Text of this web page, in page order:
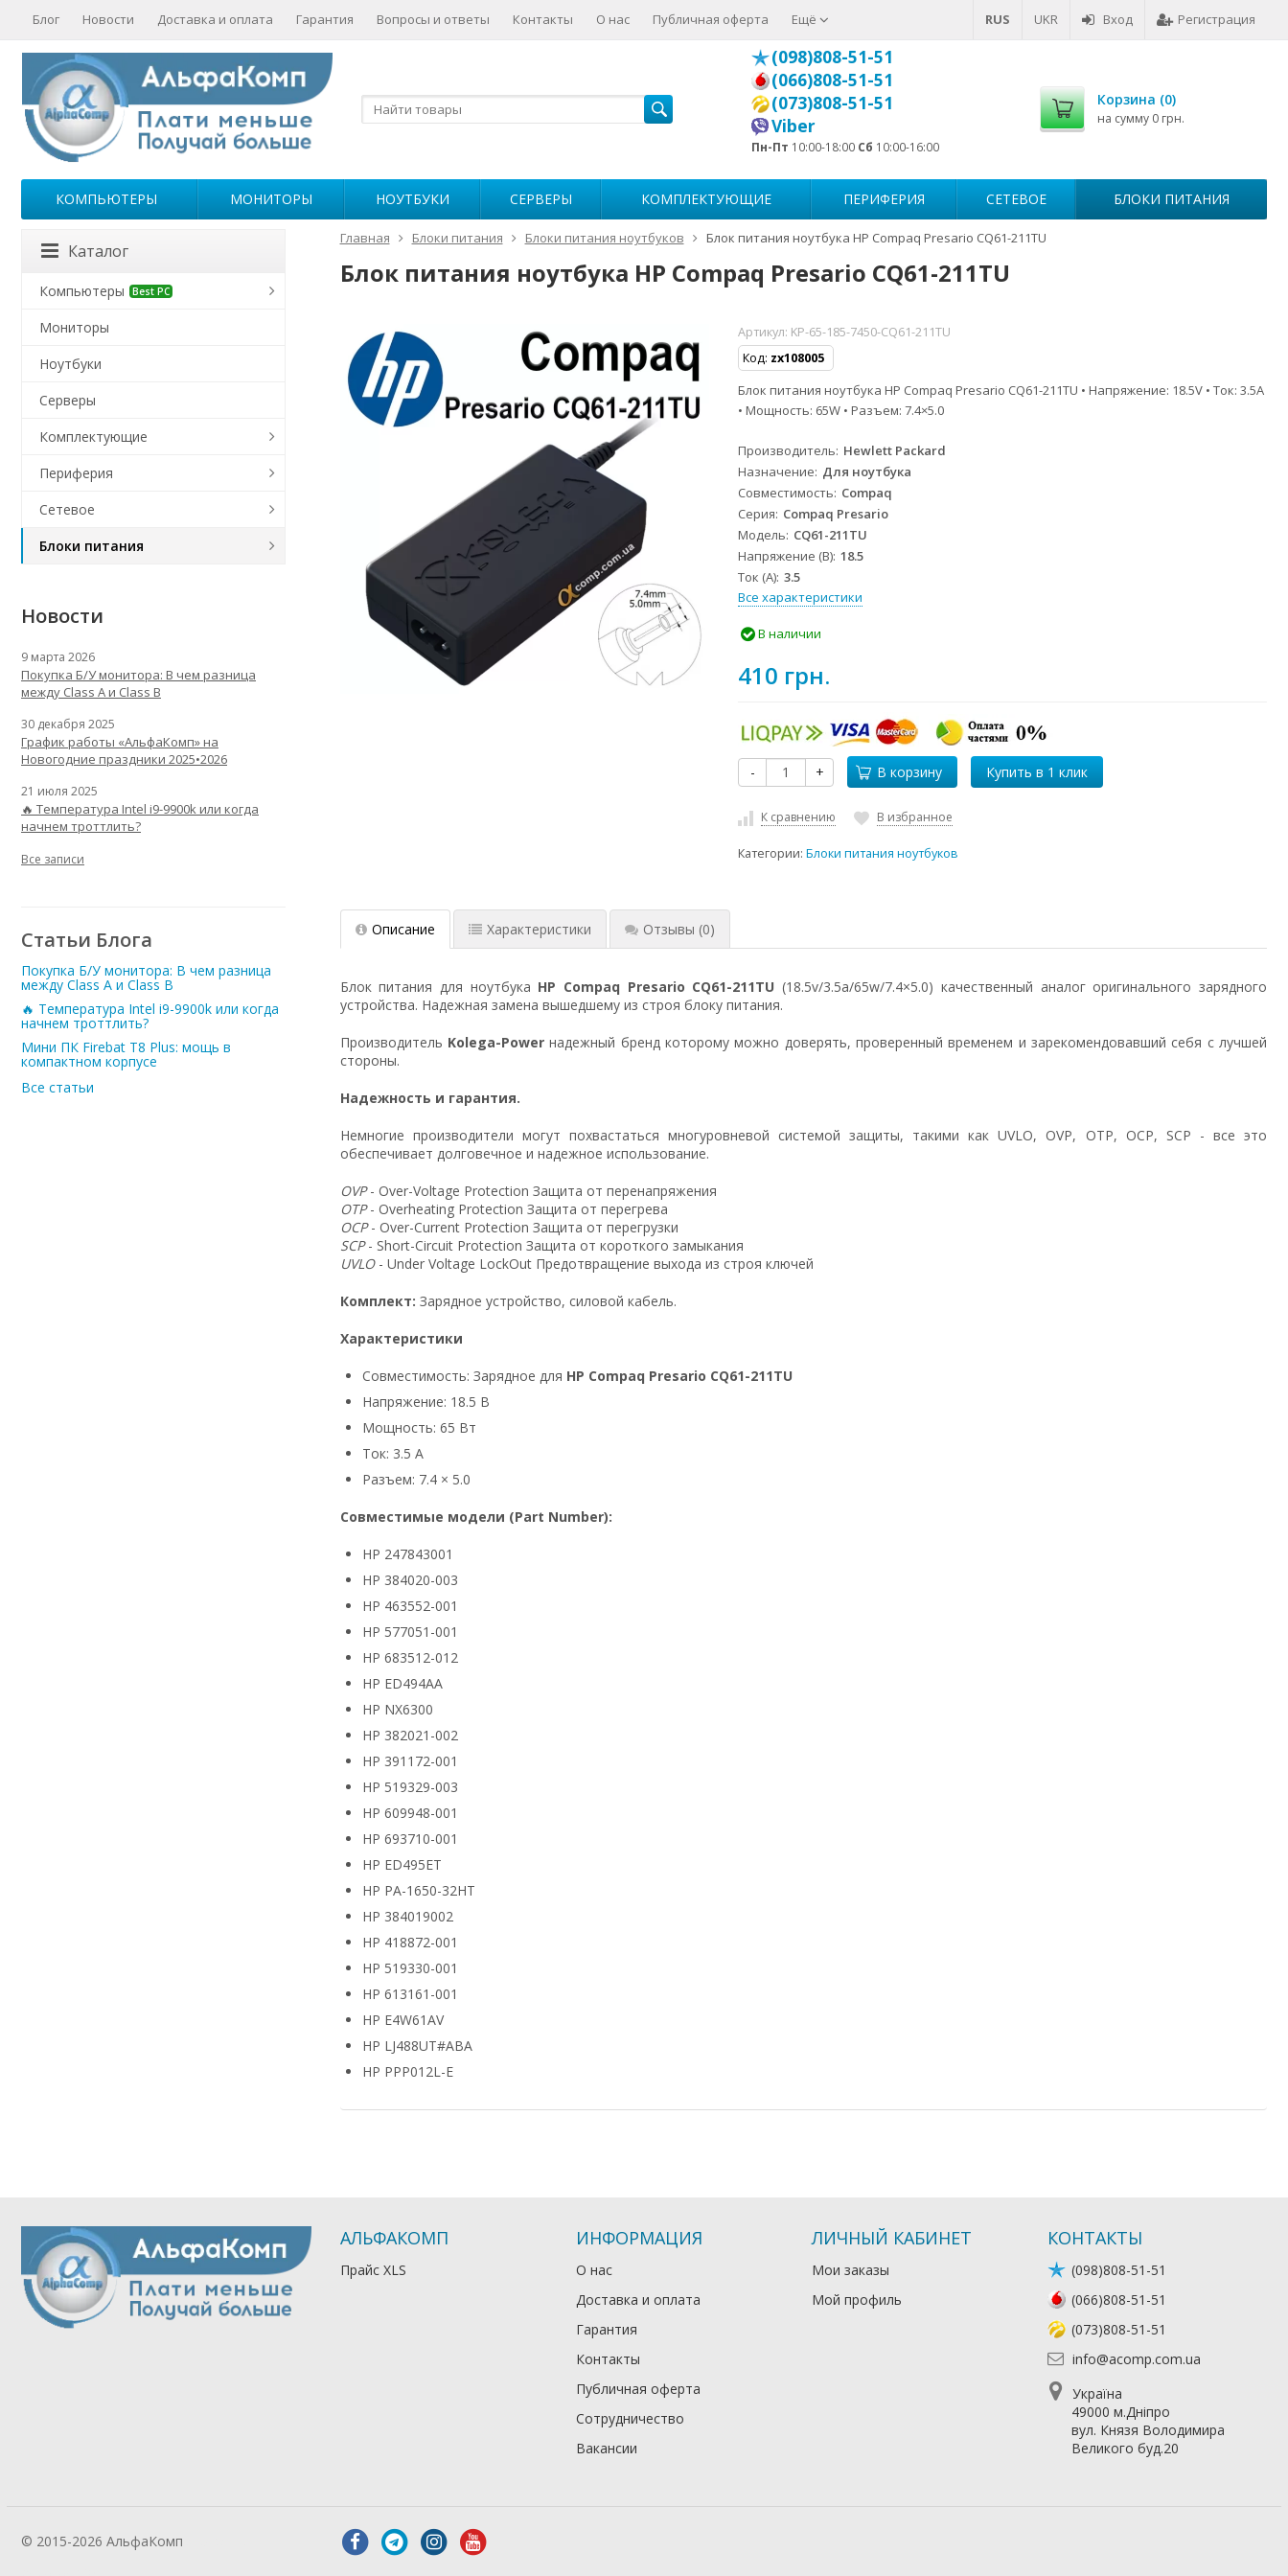
RUS UKR Вход Регистрация
Блог Новости Доставка и оплата Гарантия Вопросы и ответы Контакты О нас Публичная оферта Ещё
(098)808-51-51
(066)808-51-51
(073)808-51-51
Viber
Пн-Пт 10:00-18:00 Сб 10:00-16:00
Корзина (0)
на сумму 0 грн.
КОМПЬЮТЕРЫ МОНИТОРЫ НОУТБУКИ СЕРВЕРЫ КОМПЛЕКТУЮЩИЕ ПЕРИФЕРИЯ СЕТЕВОЕ БЛОКИ ПИТАНИЯ
Главная Блоки питания Блоки питания ноутбуков Блок питания ноутбука HP Compaq Presario CQ61-211TU
Блок питания ноутбука HP Compaq Presario CQ61-211TU
Артикул: KP-65-185-7450-CQ61-211TU
Код: zx108005
Блок питания ноутбука HP Compaq Presario CQ61-211TU • Напряжение: 18.5V • Ток: 3.5A
• Мощность: 65W • Разъем: 7.4×5.0
Производитель Hewlett Packard
Назначение Для ноутбука
Совместимость Compaq
Серия Compaq Presario
Модель CQ61-211TU
Напряжение (В) 18.5
Ток (А) 3.5
Все характеристики
В наличии
410 грн.
- + В корзину
К сравнению В избранное
Категории:Блоки питания ноутбуков
Описание Характеристики Отзывы (0)
Блок питания для ноутбука HP Compaq Presario CQ61-211TU (18.5v/3.5a/65w/7.4×5.0) качественный аналог оригинального зарядного
устройства. Надежная замена вышедшему из строя блоку питания.
Производитель Kolega-Powerнадежный бренд которому можно доверять, проверенный временем и зарекомендовавший себя с лучшей
стороны.
Надежность и гарантия.
Немногие производители могут похвастаться многуровневой системой защиты, такими как UVLO, OVP, OTP, OCP, SCP - все это
обеспечивает долговечное и надежное использование.
OVP- Over-Voltage Protection Защита от перенапряжения
OTP- Overheating Protection Защита от перегрева
OCP- Over-Current Protection Защита от перегрузки
SCP- Short-Circuit Protection Защита от короткого замыкания
UVLO- Under Voltage LockOut Предотвращение выхода из строя ключей
Комплект: Зарядное устройство, силовой кабель.
Характеристики
Совместимость: Зарядное для HP Compaq Presario CQ61-211TU
Напряжение: 18.5 В
Мощность: 65 Вт
Ток: 3.5 А
Разъем: 7.4 × 5.0
Совместимые модели (Part Number):
HP 247843001
HP 384020-003
HP 463552-001
HP 577051-001
HP 683512-012
HP ED494AA
HP NX6300
HP 382021-002
HP 391172-001
HP 519329-003
HP 609948-001
HP 693710-001
HP ED495ET
HP PA-1650-32HT
HP 384019002
HP 418872-001
HP 519330-001
HP 613161-001
HP E4W61AV
HP LJ488UT#ABA
HP PPP012L-E
Каталог
Компьютеры Best PC
Мониторы
Ноутбуки
Серверы
Комплектующие
Периферия
Сетевое
Блоки питания
Новости
9 марта 2026
Покупка Б/У монитора: В чем разница
между Class A и Class B
30 декабря 2025
График работы «АльфаКомп» на
Новогодние праздники 2025•2026
21 июля 2025
🔥 Температура Intel i9-9900k или когда
начнем троттлить?
Все записи
Статьи Блога
Покупка Б/У монитора: В чем разница
между Class A и Class B
🔥 Температура Intel i9-9900k или когда
начнем троттлить?
Мини ПК Firebat T8 Plus: мощь в
компактном корпусе
Все статьи
АЛЬФАКОМП
Прайс XLS
ИНФОРМАЦИЯ
О нас
Доставка и оплата
Гарантия
Контакты
Публичная оферта
Сотрудничество
Вакансии
ЛИЧНЫЙ КАБИНЕТ
Мои заказы
Мой профиль
КОНТАКТЫ
(098)808-51-51
(066)808-51-51
(073)808-51-51
info@acomp.com.ua
Україна
49000 м.Дніпро
вул. Князя Володимира
Великого буд.20
© 2015-2026 АльфаКомп